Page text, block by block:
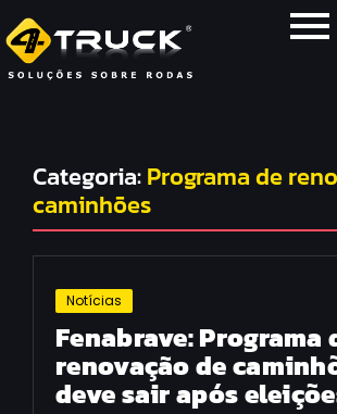
Categoria:Programa de
caminhões
Notícias
Fenabrave: Programa
renovação de
deve sair após